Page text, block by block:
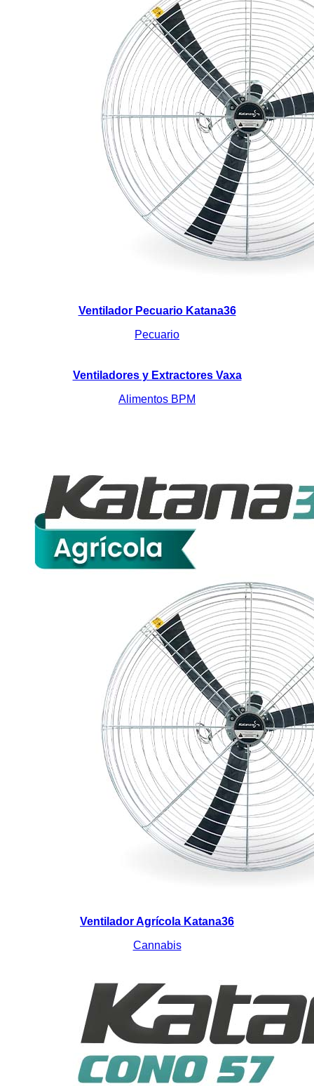
Ventilador Pecuario Katana36
Pecuario
Ventiladores y Extractores Vaxa
Alimentos BPM
Ventilador Agrícola Katana36
Cannabis